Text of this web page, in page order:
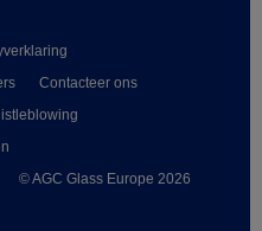
© AGC Glass Europe 2026
Contacteer ons